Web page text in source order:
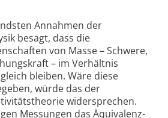
Annahmen der
besagt, dass die
von Masse – Schwere,
– im Verhältnis
bleiben. Wäre diese
würde das der
widersprechen.
Messungen das Äquivalenz­